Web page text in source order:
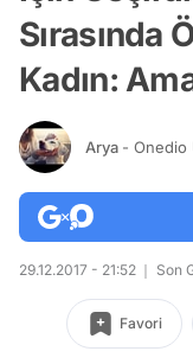
Sırasında
Kadın:
Arya - Onedio
29.12.2017 - 21:52 Son
Favori